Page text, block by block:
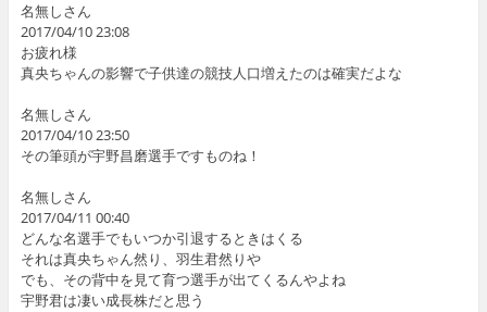
名無しさん
2017/04/10 23:08
お疲れ様
真央ちゃんの影響で子供達の競技人口増えたのは確実だよな
名無しさん
2017/04/10 23:50
その筆頭が宇野昌磨選手ですものね！
名無しさん
2017/04/11 00:40
どんな名選手でもいつか引退するときはくる
それは真央ちゃん然り、羽生君然りや
でも、その背中を見て育つ選手が出てくるんやよね
宇野君は凄い成長株だと思う